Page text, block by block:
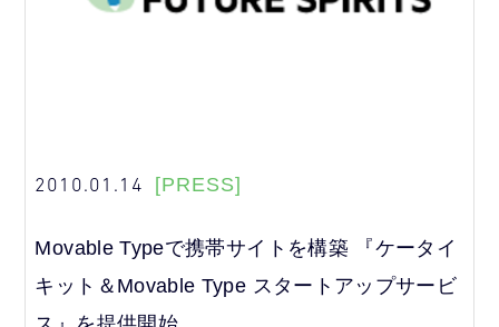
2010.01.14 [PRESS]
Movable Typeで携帯サイトを構築 『ケータイ
キット＆Movable Type スタートアップサービ